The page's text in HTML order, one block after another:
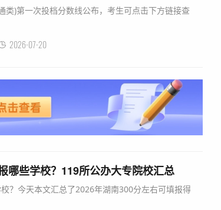
类)第一次投档分数线公布，考生可点击下方链接查
2026-07-20
哪些学校？119所公办大专院校汇总
？今天本文汇总了2026年湖南300分左右可填报得